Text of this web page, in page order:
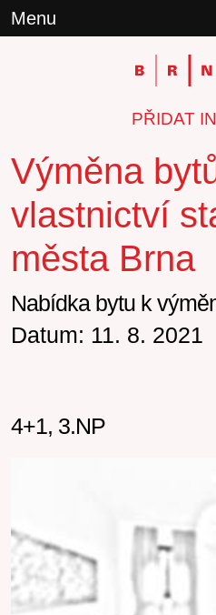
Menu
PŘIDAT
Výměna
vlastnictví
města Brna
Nabídka bytu k
Datum: 11. 8. 2021
4+1, 3.NP